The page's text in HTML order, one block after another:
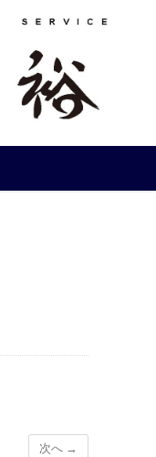
次へ →